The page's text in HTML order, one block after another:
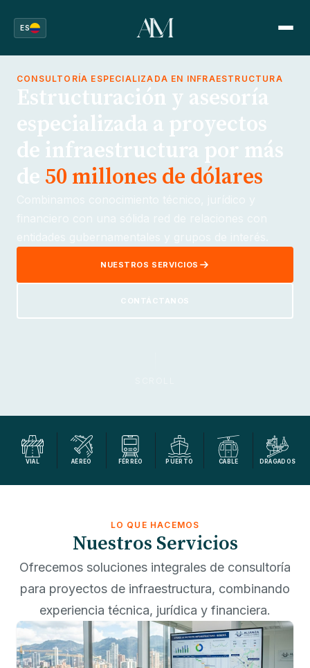
ES
CONSULTORÍA ESPECIALIZADA EN INFRAESTRUCTURA
Estructuración y asesoría
especializada a proyectos
de infraestructura por más
de 50 millones de dólares
NUESTROS SERVICIOS
CONTÁCTANOS
VIAL AÉREO FÉRREO PUERTO CABLE DRAGADOS
LO QUE HACEMOS
Nuestros Servicios
Ofrecemos soluciones integrales de consultoría
para proyectos de infraestructura, combinando
experiencia técnica, jurídica y financiera.